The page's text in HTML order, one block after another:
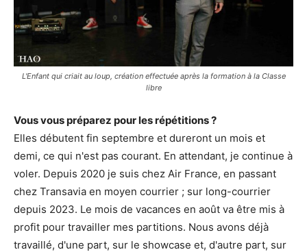
L'Enfant qui criait au loup, création effectuée après la formation à la Classe
libre
Vous vous préparez pour les répétitions ?
Elles débutent fin septembre et dureront un mois et
demi, ce qui n'est pas courant. En attendant, je continue à
voler. Depuis 2020 je suis chez Air France, en passant
chez Transavia en moyen courrier ; sur long-courrier
depuis 2023. Le mois de vacances en août va être mis à
profit pour travailler mes partitions. Nous avons déjà
travaillé, d'une part, sur le showcase et, d'autre part, sur